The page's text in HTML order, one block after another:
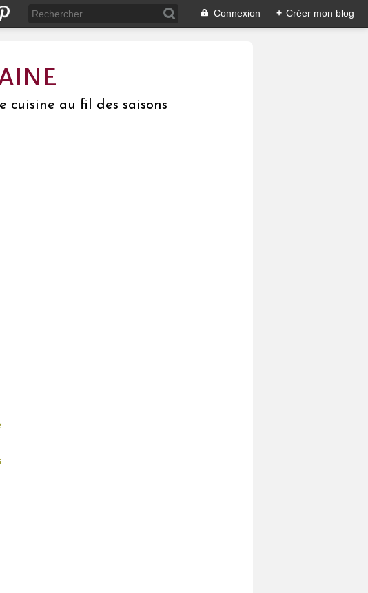
Connexion + Créer mon blog
cuisine au fil des saisons